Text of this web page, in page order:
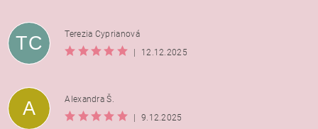
TC
Terezia Cyprianová
12.12.2025
A
Alexandra Š.
9.12.2025